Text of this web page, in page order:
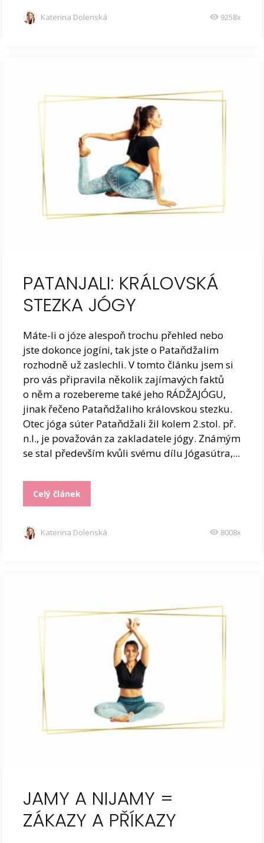
Katerina Dolenská 9258x
PATANJALI: KRÁLOVSKÁ
STEZKA JÓGY
Máte-li o józe alespoň trochu přehled nebo
jste dokonce jogíni, tak jste o Pataňdžalim
rozhodně už zaslechli. V tomto článku jsem si
pro vás připravila několik zajímavých faktů
o něm a rozebereme také jeho RÁDŽAJÓGU,
jinak řečeno Pataňdžaliho královskou stezku.
Otec jóga súter Pataňdžali žil kolem 2.stol. př.
n.l., je považován za zakladatele jógy. Známým
se stal především kvůli svému dílu Jógasútra,...
Celý článek
Katerina Dolenská 8008x
JAMY A NIJAMY =
ZÁKAZY A PŘÍKAZY